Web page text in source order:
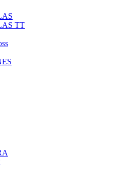
TT